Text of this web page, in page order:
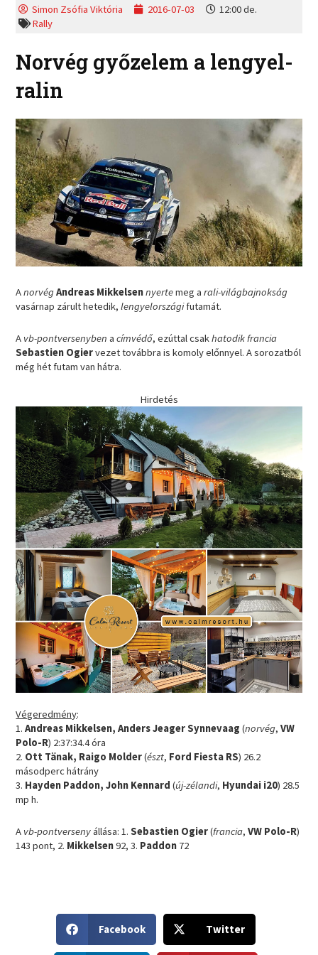
Simon Zsófia Viktória 2016-07-03
12:00 de.
Rally
Norvég győzelem a lengyel-
ralin
AnorvégAndreas Mikkelsennyertemeg arali-világbajnokság
vasárnap zárult hetedik,lengyelországifutamát.
A vb-pontversenyben acímvédő, ezúttal csakhatodikfrancia
Sebastien Ogiervezet továbbra is komoly előnnyel. A sorozatból
még hét futam van hátra.
Hirdetés
Végeredmény:
1.Andreas Mikkelsen, Anders Jeager Synnevaag (norvég,VW
Polo-R) 2:37:34.4 óra
2. Ott Tänak, Raigo Molder(észt, Ford Fiesta RS) 26.2
másodperc hátrány
3. Hayden Paddon, John Kennard (új-zélandi, Hyundai i20) 28.5
mp h.
A vb-pontversenyállása: 1.Sebastien Ogier(francia,VW Polo-R)
143 pont, 2. Mikkelsen92, 3. Paddon 72
h
a
Facebook
h
a
Twitter